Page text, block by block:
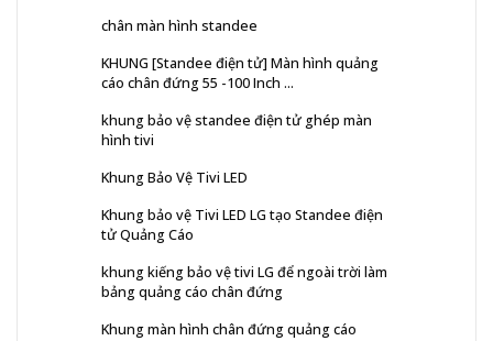
chân màn hình standee
KHUNG [Standee điện tử] Màn hình quảng
cáo chân đứng 55 -100 Inch ...
khung bảo vệ standee điện tử ghép màn
hình tivi
Khung Bảo Vệ Tivi LED
Khung bảo vệ Tivi LED LG tạo Standee điện
tử Quảng Cáo
khung kiếng bảo vệ tivi LG để ngoài trời làm
bảng quảng cáo chân đứng
Khung màn hình chân đứng quảng cáo